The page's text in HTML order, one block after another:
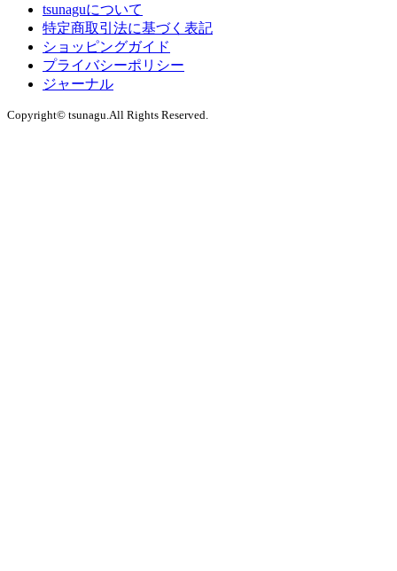
tsunaguについて
特定商取引法に基づく表記
ショッピングガイド
プライバシーポリシー
ジャーナル
Copyright© tsunagu.All Rights Reserved.